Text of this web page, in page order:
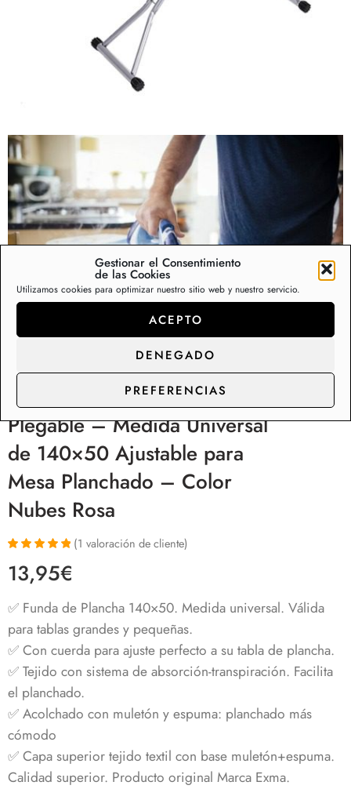
Gestionar el Consentimiento
de las Cookies
Utilizamos cookies para optimizar nuestro sitio web y nuestro servicio.
ACEPTO
DENEGADO
PREFERENCIAS
Funda para Tabla de Planchar
Plegable – Medida Universal
de 140×50 Ajustable para
Mesa Planchado – Color
Nubes Rosa
5.00de 5 en
base a
un cliente
(1 valoración de cliente)
13,95€
✅ Funda de Plancha 140×50. Medida universal. Válida
para tablas grandes y pequeñas.
✅ Con cuerda para ajuste perfecto a su tabla de plancha.
✅ Tejido con sistema de absorción-transpiración. Facilita
el planchado.
✅ Acolchado con muletón y espuma: planchado más
cómodo
✅ Capa superior tejido textil con base muletón+espuma.
Calidad superior. Producto original Marca Exma.